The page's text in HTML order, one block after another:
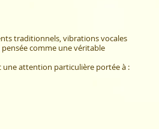
traditionnels, vibrations vocales
comme une véritable
une attention particulière portée à :